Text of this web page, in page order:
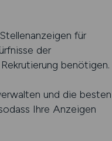
für
der
benötigen.
und die besten
Ihre Anzeigen